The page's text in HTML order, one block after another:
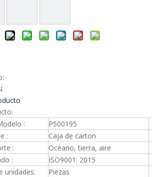
:
P500195
:
Caja de carton
:
Océano, tierra, aire
:
ISO9001: 2015
unidades:
Piezas